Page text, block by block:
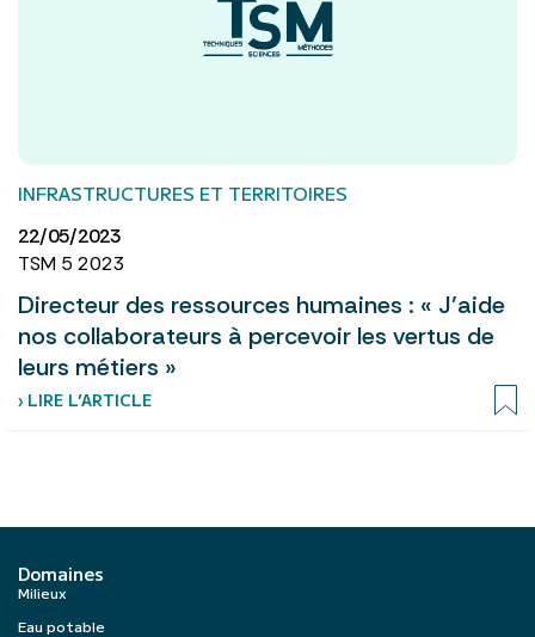
INFRASTRUCTURES ET TERRITOIRES
22/05/2023
TSM 5 2023
Directeur des ressources humaines : « J’aide
nos collaborateurs à percevoir les vertus de
leurs métiers »
› LIRE L’ARTICLE
Domaines
Milieux
Eau potable